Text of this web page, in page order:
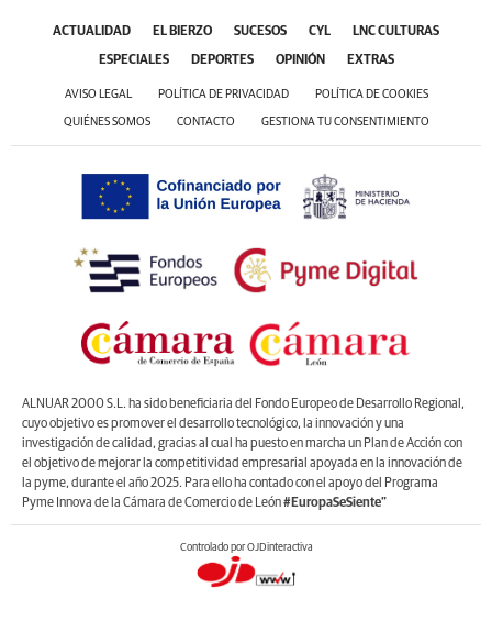
ACTUALIDAD EL BIERZO SUCESOS CYL LNC CULTURAS
ESPECIALES DEPORTES OPINIÓN EXTRAS
AVISO LEGAL POLÍTICA DE PRIVACIDAD POLÍTICA DE COOKIES
QUIÉNES SOMOS CONTACTO GESTIONA TU CONSENTIMIENTO
ALNUAR 2000 S.L. ha sido beneficiaria del Fondo Europeo de Desarrollo Regional,
cuyo objetivo es promover el desarrollo tecnológico, la innovación y una
investigación de calidad, gracias al cual ha puesto en marcha un Plan de Acción con
el objetivo de mejorar la competitividad empresarial apoyada en la innovación de
la pyme, durante el año 2025. Para ello ha contado con el apoyo del Programa
Pyme Innova de la Cámara de Comercio de León#EuropaSeSiente”
Controlado por OJDinteractiva